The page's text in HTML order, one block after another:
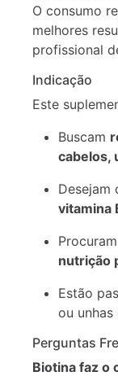
O consumo
melhores
profissional
Indicação
Este
Buscam
cabelos,
Desejam
vitamina
nutrição
Estão
ou
Perguntas
Biotina faz o